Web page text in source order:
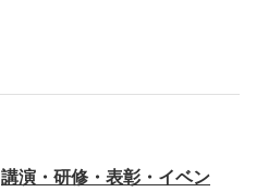
講演・研修・表彰・イベン